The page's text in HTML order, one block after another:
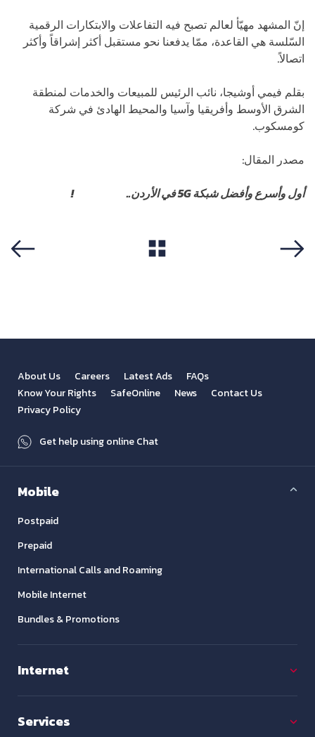
إنّ المشهد مهيّأ لعالم تصبح فيه التفاعلات والابتكارات الرقمية
السّلسة هي القاعدة، ممّا يدفعنا نحو مستقبل أكثر إشراقاً وأكثر
اتصالاً.
بقلم فيمي أوشيجا، نائب الرئيس للمبيعات والخدمات لمنطقة
الشرق الأوسط وأفريقيا وآسيا والمحيط الهادئ في شركة
كومسكوب.
مصدر المقال:
أول وأسرع وأفضل شبكة 5G في الأردن..
اشترك الآن!
About Us Careers Latest Ads
FAQs
Know Your Rights
SafeOnline News
Contact Us
Privacy Policy
Get help using online Chat
Mobile
Postpaid
Prepaid
International Calls and Roaming
Mobile Internet
Bundles & Promotions
Internet
Services